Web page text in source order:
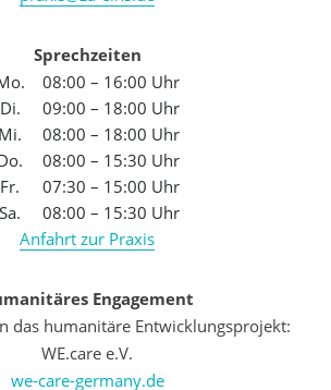
Sprechzeiten
08:00 – 16:00 Uhr
Di.
09:00 – 18:00 Uhr
Mi.
08:00 – 18:00 Uhr
08:00 – 15:30 Uhr
Fr.
07:30 – 15:00 Uhr
Sa.
08:00 – 15:30 Uhr
Anfahrt zur Praxis
Engagement
das humanitäre Entwicklungsprojekt:
WE.care e.V.
we-care-germany.de